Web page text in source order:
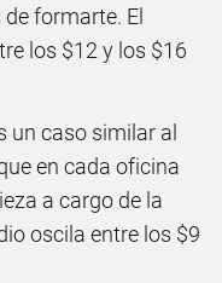
formarte. El
los $12 y los $16
un caso similar al
en cada oficina
a cargo de la
oscila entre los $9